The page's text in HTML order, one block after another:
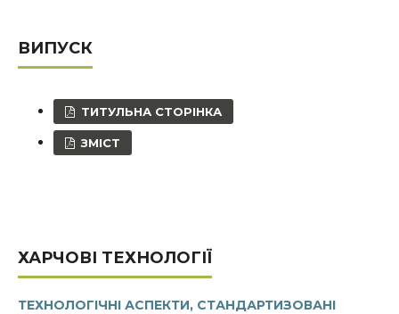
ВИПУСК
ТИТУЛЬНА СТОРІНКА
ЗМІСТ
ХАРЧОВІ ТЕХНОЛОГІЇ
ТЕХНОЛОГІЧНІ АСПЕКТИ, СТАНДАРТИЗОВАНІ